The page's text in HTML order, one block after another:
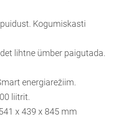
Kogumiskasti
lihtne ümber paigutada.
energiarežiim.
liitrit.
x 439 x 845 mm